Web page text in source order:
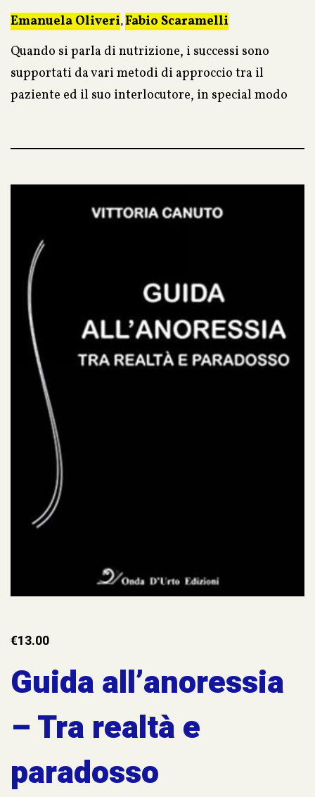
Emanuela Oliveri,Fabio Scaramelli
Quando si parla di nutrizione, i successi sono
supportati da vari metodi di approccio tra il
paziente ed il suo interlocutore, in special modo
problemi che lo affliggono. Il counselor, con le
opportune domande e con tecniche specifiche,
difensivo e raccogliere tutte le informazioni utili
per permettere al paziente di valutare, apprezzare
e seguire uno stile di vita che lo porti a
raggiungere un vero e duraturo benessere.
Guida all’anoressia
– Tra realtà e
paradosso
€13.00